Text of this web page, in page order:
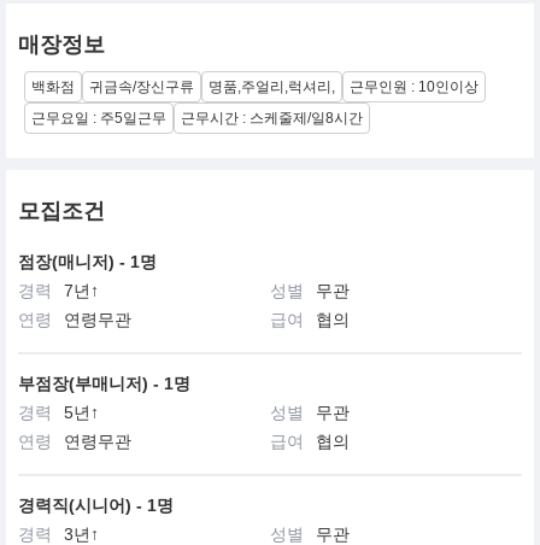
계, 은소재 선물용품 등 인생의 소중한 순간을 더욱더 빛내줄 다양한
제품들을 판매하고 있습니다.
매장정보
백화점 귀금속/장신구류 명품,주얼리,럭셔리,
근무인원 : 10인이상
근무요일 : 주5일근무
근무시간 : 스케줄제/일8시간
모집조건
점장(매니저) - 1명
경력
7년↑ 성별
무관
연령
연령무관 급여 협의
부점장(부매니저) - 1명
경력
5년↑ 성별
무관
연령
연령무관 급여 협의
경력직(시니어) - 1명
경력
3년↑ 성별
무관